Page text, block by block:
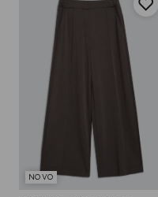
NOVO